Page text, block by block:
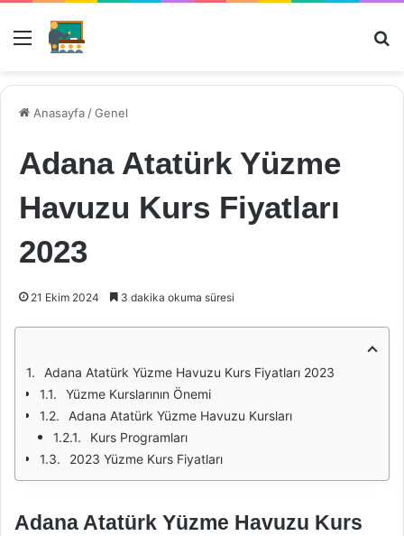
Menü
Anasayfa /Genel
Adana Atatürk Yüzme
Havuzu Kurs Fiyatları
2023
21 Ekim 2024 3 dakika okuma süresi
Adana Atatürk Yüzme Havuzu Kurs Fiyatları 2023
Yüzme Kurslarının Önemi
Adana Atatürk Yüzme Havuzu Kursları
Kurs Programları
2023 Yüzme Kurs Fiyatları
Adana Atatürk Yüzme Havuzu Kurs